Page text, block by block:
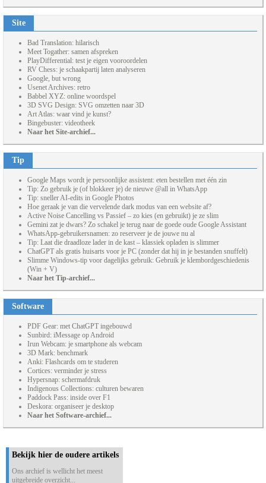
Site
Bad Translation: hilarisch
Meet Togather: samen afspreken
PlayDifferential: test je eigen vooroordelen
RV Chess: je schaakpartij laten analyseren
Google, but wrong
Usenet Archives: retro
Babbel XYZ: online woordspel
3D SVG Design: SVG omzetten naar 3D
Art Atlas: waar vind je kunst?
Bingebuster: videotheek
Naar het Site-archief...
Tip
Google Maps wordt je persoonlijke assistent: eten bestellen met één zin
Tip: Zo gebruik je (of blokkeer je) de nieuwe @all in WhatsApp
Tip: sneller AI-edits in Google Photos
Hoe geraak je van die vervelende dark modus van een website af?
Active Noise Cancelling vs Passief – zo kies (en gebruikt) je ze slim
Gemini zat je dwars? Zo schakel je terug naar de goede oude Google Assistant
WhatsApp-gebruikersnamen: zo reserveer je de jouwe nu al
Tip: Laat die draadloze lader in de kast – klassiek opladen is slimmer
ChatGPT als gratis huisarts voor je PC (zonder dat hij in je bestanden snuffelt)
Slimme Windows-tip voor dagelijks gebruik: Gebruik je klembordgeschiedenis
(Win + V)
Naar het Tip-archief...
Software
PDF Gear: met ChatGPT ingebouwd
Sunbird: iMessage op Android
Irun Webcam: je smartphone als webcam
3D Mark: benchmark
Anki: Flashcards om te studeren
Cortices: verminder je stress
Hypersnap: schermafdruk
Indigenous Collections: culturen bewaren
Paddock Pass: inside over F1
Deskora: organiseer je desktop
Naar het Software-archief...
Bekijk hier de oudere artikels
Ons archief is wellicht het meest
uitgebreide overzicht...